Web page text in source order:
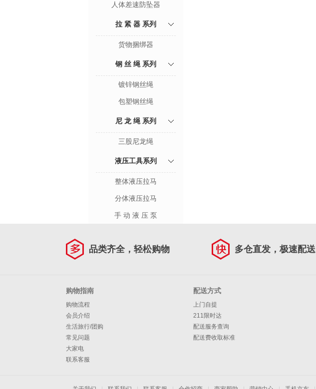
人体差速防坠器
拉 紧 器 系列
货物捆绑器
钢 丝 绳 系列
镀锌钢丝绳
包塑钢丝绳
尼 龙 绳 系列
三股尼龙绳
液压工具系列
整体液压拉马
分体液压拉马
手 动 液 压 泵
品类齐全，轻松购物 多仓直发，极速配送
购物指南
购物流程
会员介绍
生活旅行/团购
常见问题
大家电
联系客服
配送方式
上门自提
211限时达
配送服务查询
配送费收取标准